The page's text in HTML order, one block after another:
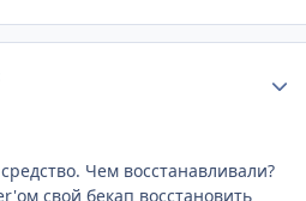
Чем восстанавливали?
свой бекап восстановить